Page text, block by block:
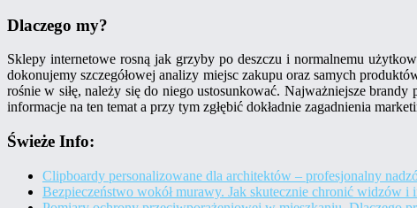
Dlaczego my?
Sklepy internetowe rosną jak grzyby po deszczu i normalnemu
dokonujemy szczegółowej analizy miejsc zakupu oraz samych
rośnie w siłę, należy się do niego ustosunkować. Najważniejsze
informacje na ten temat a przy tym zgłębić dokładnie zagadnienia
Świeże Info:
Clipboardy personalizowane dla architektów – profesjonalny
Bezpieczeństwo wokół murawy. Jak skutecznie chronić widzów